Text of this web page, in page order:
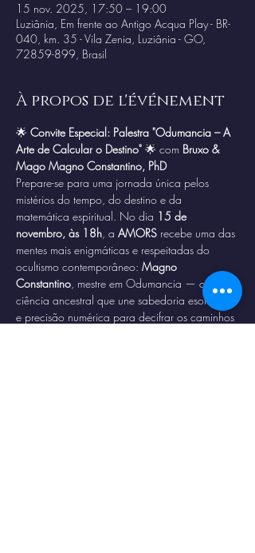
15 nov. 2025, 17:50 – 19:00
Luziânia, Em frente ao Antigo Acqua Play - BR-
040, km. 35 - Vila Zenia, Luziânia - GO,
72859-899, Brasil
À propos de l'événement
🌟 Convite Especial: Palestra "Odumancia – A
Arte de Calcular o Destino" 🌟 com Bruxo &
Mago Magno Constantino, PhD
Prepare-se para uma jornada única pelos
mistérios do tempo, do destino e da
matemática espiritual. No dia 15 de
novembro, às 18h, a AMORS recebe uma das
mentes mais enigmáticas e respeitadas do
ocultismo contemporâneo: Magno
Constantino, mestre em Odumancia — a
ciência ancestral que une sabedoria esotérica
e precisão numérica para decifrar os caminhos